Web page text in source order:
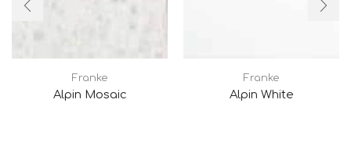
Franke
Alpin Mosaic
Franke
Alpin White